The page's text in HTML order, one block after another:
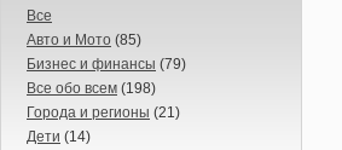
Все
Авто и Мото (85)
Бизнес и финансы (79)
Все обо всем (198)
Города и регионы (21)
Дети (14)